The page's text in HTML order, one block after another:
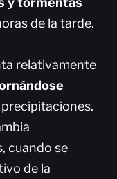
de la tarde.
relativamente
cuando se
de la